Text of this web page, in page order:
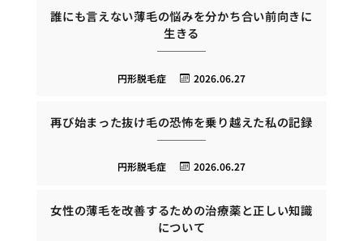
誰にも言えない薄毛の悩みを分かち合い前向きに
生きる
2026.06.27
円形脱毛症
再び始まった抜け毛の恐怖を乗り越えた私の記録
2026.06.27
円形脱毛症
女性の薄毛を改善するための治療薬と正しい知識
について